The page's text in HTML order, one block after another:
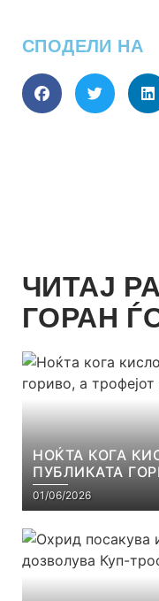
СПОДЕЛИ НА
ЧИТАЈ
ГОРАН
НОЌТА КОГА
ПУБЛИКАТА
РЕАЛНОСТ
01/06/2026